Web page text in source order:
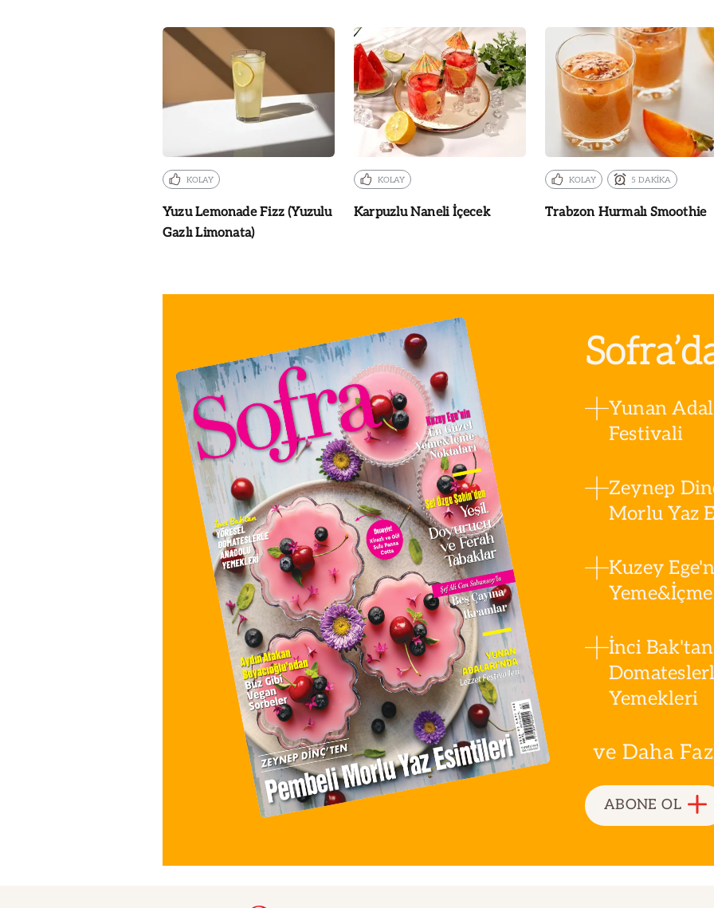
KOLAY
Yuzu Lemonade Fizz (Yuzulu
Gazlı Limonata)
KOLAY
Karpuzlu Naneli İçecek
KOLAY 5 DAKİKA
Trabzon Hurmalı Smoothie
Yunan
Festivali
Zeynep
Morlu Yaz
Kuzey
İnci
Yemekleri
ve Daha
ABONE OL